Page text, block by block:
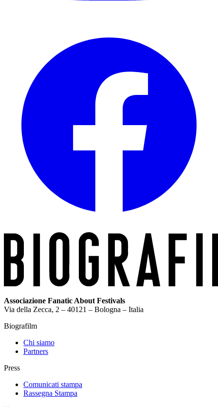
Associazione Fanatic About Festivals
Via della Zecca, 2 – 40121 – Bologna – Italia
Biografilm
Chi siamo
Partners
Press
Comunicati stampa
Rassegna Stampa